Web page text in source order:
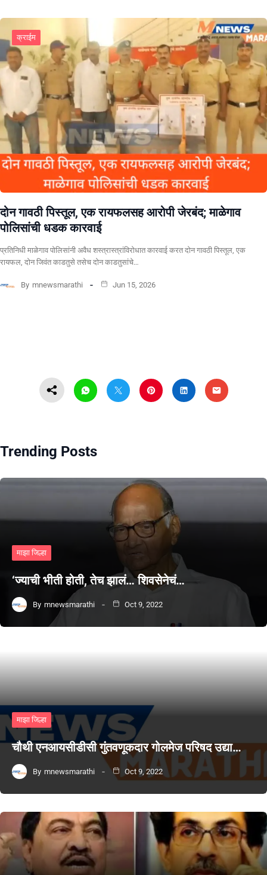
क्राईम
दोन गावठी पिस्तूल, एक रायफलसह आरोपी जेरबंद; माळेगाव
पोलिसांची धडक कारवाई
प्रतिनिधी माळेगाव पोलिसांनी अवैध शस्त्रास्त्रांविरोधात कारवाई करत दोन गावठी पिस्तूल, एक
रायफल, दोन जिवंत काडतुसे तसेच दोन काडतुसांचे…
By mnewsmarathi Jun 15, 2026
Trending Posts
माझा जिल्हा
‘ज्याची भीती होती, तेच झालं… शिवसेनेचं…
By mnewsmarathi Oct 9, 2022
माझा जिल्हा
चौथी एनआयसीडीसी गुंतवणूकदार गोलमेज परिषद उद्या…
By mnewsmarathi Oct 9, 2022